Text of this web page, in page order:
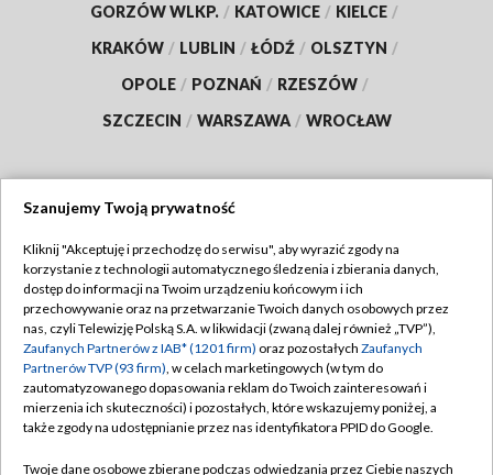
GORZÓW WLKP. / KATOWICE / KIELCE /
KRAKÓW / LUBLIN / ŁÓDŹ / OLSZTYN /
OPOLE / POZNAŃ / RZESZÓW /
SZCZECIN / WARSZAWA / WROCŁAW
TVP
Abonament TVP
Emisja w TVP
Centrum informacji TVP
Naziemna Telewizja Cyfrowa
Regulamin TVP
Polityka prywatności
Moje zgody
Pomoc
Szanujemy Twoją prywatność
Kliknij "Akceptuję i przechodzę do serwisu", aby wyrazić zgody na
korzystanie z technologii automatycznego śledzenia i zbierania danych,
dostęp do informacji na Twoim urządzeniu końcowym i ich
przechowywanie oraz na przetwarzanie Twoich danych osobowych przez
nas, czyli Telewizję Polską S.A. w likwidacji (zwaną dalej również „TVP”),
Zaufanych Partnerów z IAB* (1201 firm) oraz pozostałych Zaufanych
Partnerów TVP (93 firm), w celach marketingowych (w tym do
zautomatyzowanego dopasowania reklam do Twoich zainteresowań i
mierzenia ich skuteczności) i pozostałych, które wskazujemy poniżej, a
także zgody na udostępnianie przez nas identyfikatora PPID do Google.
Twoje dane osobowe zbierane podczas odwiedzania przez Ciebie naszych